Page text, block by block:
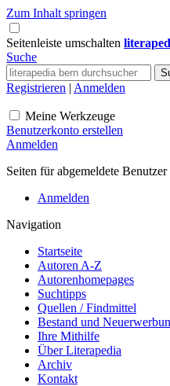
Zum Inhalt springen
Seitenleiste umschalten
Suche
Registrieren | Anmelden
Meine Werkzeuge
Benutzerkonto erstellen
Anmelden
Seiten für abgemeldete Benutzer
Anmelden
Navigation
Startseite
Autoren A-Z
Autorenhomepages
Suchtipps
Quellen / Findmittel
Bestand und
Ihre Mithilfe
Über Literapedia
Archiv
Kontakt